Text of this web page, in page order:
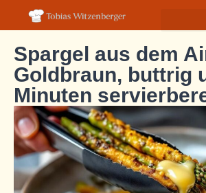
Spargel aus dem
Goldbraun, buttrig
Minuten